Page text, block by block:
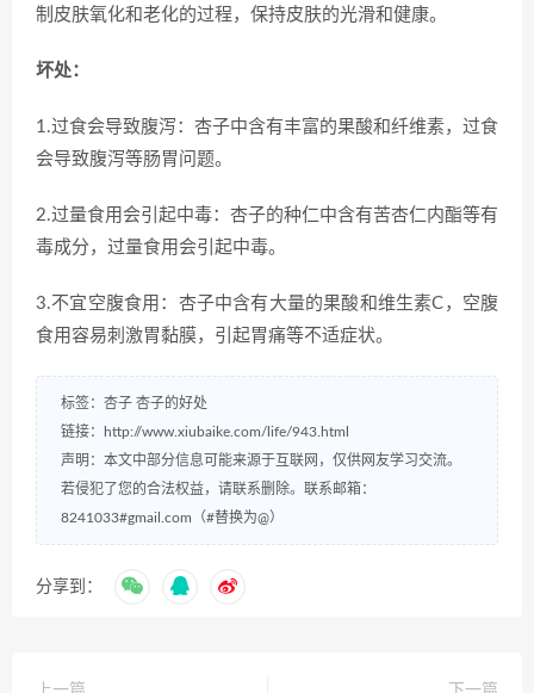
制皮肤氧化和老化的过程，保持皮肤的光滑和健康。
坏处：
1.过食会导致腹泻：杏子中含有丰富的果酸和纤维素，过食
会导致腹泻等肠胃问题。
2.过量食用会引起中毒：杏子的种仁中含有苦杏仁内酯等有
毒成分，过量食用会引起中毒。
3.不宜空腹食用：杏子中含有大量的果酸和维生素C，空腹
食用容易刺激胃黏膜，引起胃痛等不适症状。
标签： 杏子 杏子的好处
链接：
http://www.xiubaike.com/life/943.html
声明：本文中部分信息可能来源于互联网，仅供网友学习交流。
若侵犯了您的合法权益，请联系删除。联系邮箱：
8241033#gmail.com（#替换为@）
分享到：